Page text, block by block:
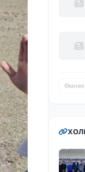
Өмнөх